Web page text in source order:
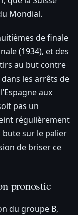
Mondial.
de finale
(1934), et des
au but contre
les arrêts de
aux
pas un
régulièrement
bute sur le palier
de briser ce
pronostic
du groupe B,